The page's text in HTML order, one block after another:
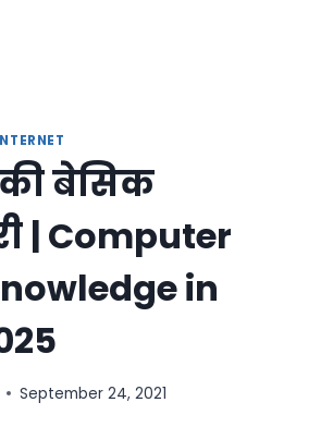
बेसिक
| Computer
in
September 24, 2021